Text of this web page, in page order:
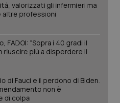
valorizzati gli infermieri ma
altre professioni
FADOI: “Sopra i 40 gradi il
riuscire più a disperdere il
di Fauci e il perdono di Biden.
non è
di colpa